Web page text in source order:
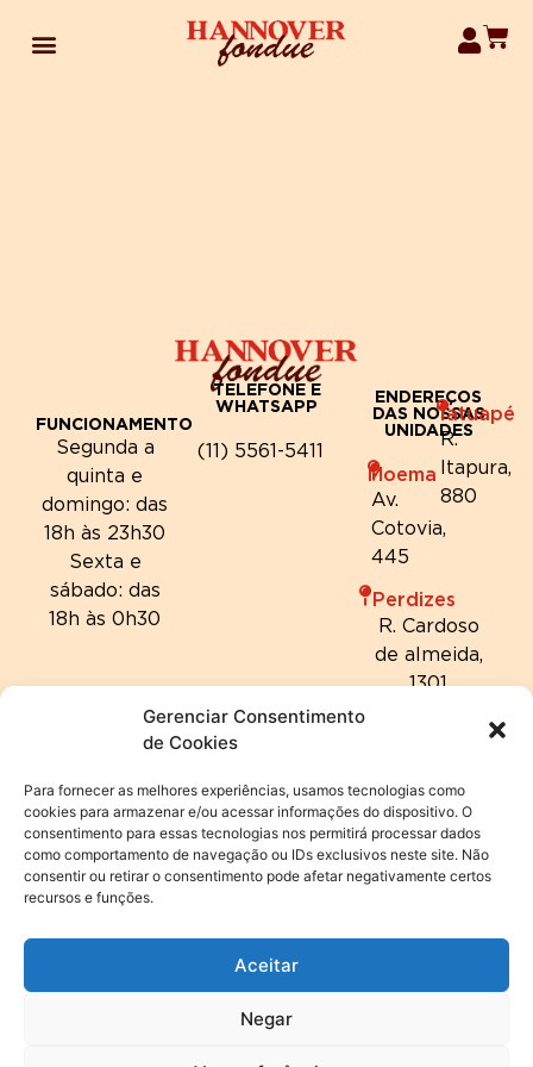
Gerenciar Consentimento
de Cookies
Para fornecer as melhores experiências, usamos tecnologias como
cookies para armazenar e/ou acessar informações do dispositivo. O
consentimento para essas tecnologias nos permitirá processar dados
como comportamento de navegação ou IDs exclusivos neste site. Não
consentir ou retirar o consentimento pode afetar negativamente certos
recursos e funções.
Aceitar
Negar
FUNCIONAMENTO
Segunda a
quinta e
domingo: das
18h às 23h30
Sexta e
sábado: das
18h às 0h30
TELEFONE E
WHATSAPP
(11) 5561-5411
ENDEREÇOS
DAS NOSSAS
UNIDADES
Moema
Av.
Cotovia,
445
Tatuapé
R.
Itapura,
880
Perdizes
R. Cardoso
de almeida,
1301
© 2024 Hannover Fondue | Todos os direitos reservados. |
Política de privacidade